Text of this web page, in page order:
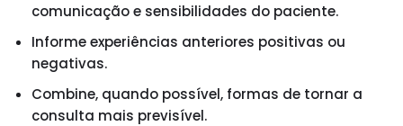
comunicação e sensibilidades do paciente.
Informe experiências anteriores positivas ou
negativas.
Combine, quando possível, formas de tornar a
consulta mais previsível.